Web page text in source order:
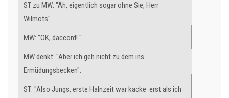
ST zu MW: "Äh, eigentlich sogar ohne Sie, Herr
Wilmots"
MW: "OK, daccord! "
MW denkt: "Aber ich geh nicht zu dem ins
Ermüdungsbecken".
ST: "Also Jungs, erste Halnzeit war kacke erst als ich